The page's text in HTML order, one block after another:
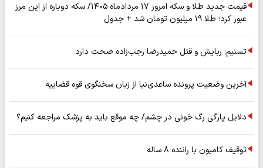
قیمت جدید طلا و سکه امروز ۱۷ مردادماه ۱۴۰۵/ سکه دوباره از این مرز
عبور کرد؛ طلا ۱۹ میلیون تومان شد + جدول
تسنیم: ربایش و قتل حمیدرضا رجب‌زاده صحت دارد
آخرین وضعیت پرونده ساعدی‌نیا از زبان سخنگوی قوه قضاییه
دلایل پارگی رگ خونی در چشم/ چه موقع باید به پزشک مراجعه کنیم؟
توقیف کامیون با راننده ۸ ساله